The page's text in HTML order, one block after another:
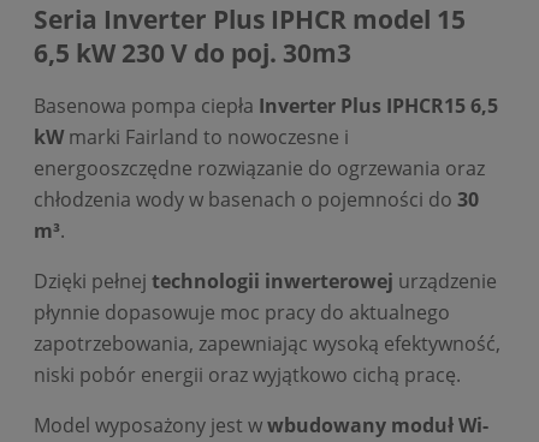
Seria Inverter Plus IPHCR model 15
6,5 kW 230 V do poj. 30m3
Basenowa pompa ciepła Inverter Plus IPHCR15 6,5
kWmarki Fairland to nowoczesne i
energooszczędne rozwiązanie do ogrzewania oraz
chłodzenia wody w basenach o pojemności do 30
m³.
Dzięki pełnej technologii inwerterowej urządzenie
płynnie dopasowuje moc pracy do aktualnego
zapotrzebowania, zapewniając wysoką efektywność,
niski pobór energii oraz wyjątkowo cichą pracę.
Model wyposażony jest wwbudowany moduł Wi-